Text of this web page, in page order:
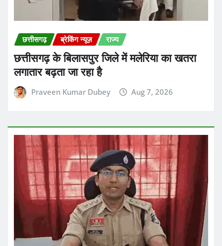
छत्तीसगढ़ ब्रेकिंग न्यूज़
छत्तीसगढ़ के बिलासपुर जिले में मलेरिया का खतरा
Praveen Kumar Dubey Aug 7, 2026